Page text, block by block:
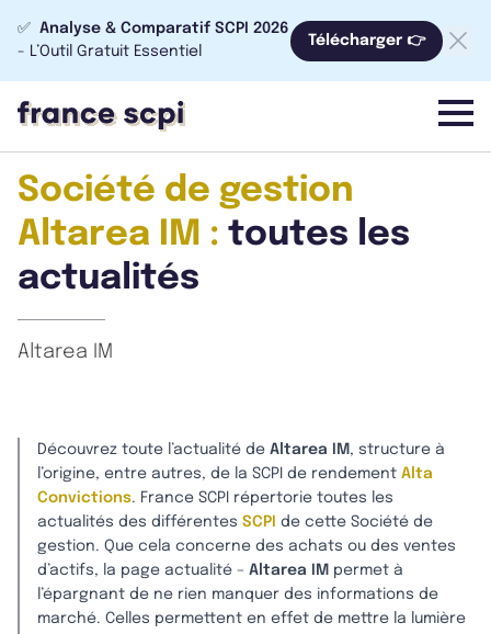
✅ Analyse & Comparatif SCPI 2026
- L’Outil Gratuit Essentiel
Télécharger 👉
menu
Société de gestion
Altarea IM : toutes les
actualités
Altarea IM
Découvrez toute l’actualité de Altarea IM , structure à
l’origine, entre autres, de la SCPI de rendement Alta
Convictions. France SCPI répertorie toutes les
actualités des différentes SCPI de cette Société de
gestion. Que cela concerne des achats ou des ventes
d’actifs, la page actualité – Altarea IM permet à
l’épargnant de ne rien manquer des informations de
marché. Celles permettent en effet de mettre la lumière